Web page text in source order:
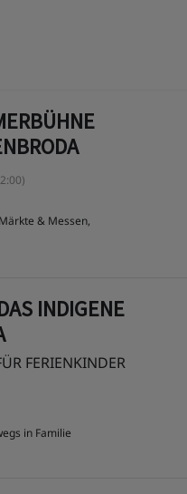
& Messen,
INDIGENE
FERIENKINDER
in Familie